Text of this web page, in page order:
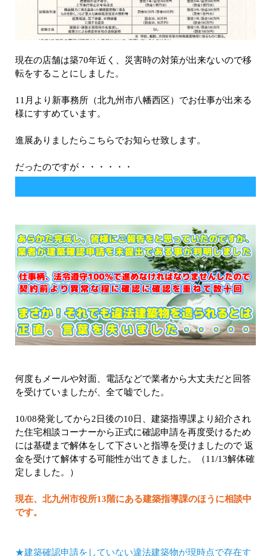
現在の店舗は築70年近く、災害時の対策が出来ないので移
転をすることにしました。
11月より新事務所（北九州市八幡西区）でお仕事が出来る
様にすすめています。
進展ありましたらこちらでお知らせ致します。
だったのですが・・・・・・
何度もメールや対面、電話などで業者から大丈夫だと回答
を受けていましたが、全て嘘でした。
10/08発覚してから2日後の10日、建築指導課より紹介され
た住宅相談コーナーから正式に確認申請を再度受けるため
には基礎まで解体をして下さいと指導を受けましたので 返
金を受けて解体する可能性が出てきました。（11/13解体確
定しました。）
現在、北九州市役所13階にある建築指導課のほうに相談中
です。
★建築確認申請をしていない違法建築物が現時点で存在す